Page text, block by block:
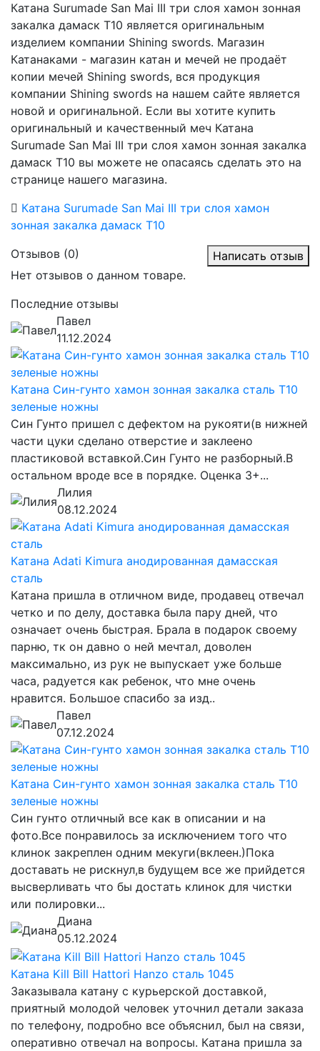
Катана Surumade San Mai III три слоя хамон зонная
закалка дамаск T10 является оригинальным
изделием компании Shining swords. Магазин
Катанаками - магазин катан и мечей не продаёт
копии мечей Shining swords, вся продукция
компании Shining swords на нашем сайте является
новой и оригинальной. Если вы хотите купить
оригинальный и качественный меч Катана
Surumade San Mai III три слоя хамон зонная закалка
дамаск T10 вы можете не опасаясь сделать это на
странице нашего магазина.
Катана Surumade San Mai III три слоя хамон
зонная закалка дамаск T10
Отзывов (0)
Написать отзыв
Нет отзывов о данном товаре.
Последние отзывы
Павел
11.12.2024
Катана Син-гунто хамон зонная закалка сталь T10
зеленые ножны
Син Гунто пришел с дефектом на рукояти(в нижней
части цуки сделано отверстие и заклеено
пластиковой вставкой.Син Гунто не разборный.В
остальном вроде все в порядке. Оценка 3+...
Лилия
08.12.2024
Катана Adati Kimura анодированная дамасская
сталь
Катана пришла в отличном виде, продавец отвечал
четко и по делу, доставка была пару дней, что
означает очень быстрая. Брала в подарок своему
парню, тк он давно о ней мечтал, доволен
максимально, из рук не выпускает уже больше
часа, радуется как ребенок, что мне очень
нравится. Большое спасибо за изд..
Павел
07.12.2024
Катана Син-гунто хамон зонная закалка сталь T10
зеленые ножны
Син гунто отличный все как в описании и на
фото.Все понравилось за исключением того что
клинок закреплен одним мекуги(вклеен.)Пока
доставать не рискнул,в будущем все же прийдется
высверливать что бы достать клинок для чистки
или полировки...
Диана
05.12.2024
Катана Kill Bill Hattori Hanzo сталь 1045
Заказывала катану с курьерской доставкой,
приятный молодой человек уточнил детали заказа
по телефону, подробно все объяснил, был на связи,
оперативно отвечал на вопросы. Катана пришла за